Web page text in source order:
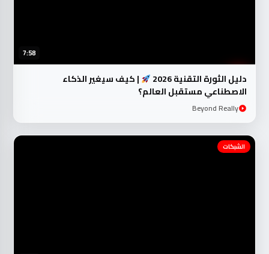
7:58
دليل الثورة التقنية 2026
| كيف سيغير الذكاء
الاصطناعي مستقبل العالم؟
Beyond Really
الشبكات